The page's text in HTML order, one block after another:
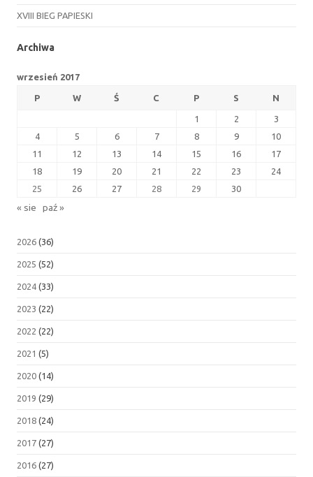
XVIII BIEG PAPIESKI
Archiwa
wrzesień 2017
P W Ś C P S N
1 2
3
4
5 6 7 8 9
10
11
12 13 14 15 16
17
18
19 20 21 22 23
24
25
26 27 28 29 30
« sie paź »
2026 (36)
2025 (52)
2024 (33)
2023 (22)
2022 (22)
2021 (5)
2020 (14)
2019 (29)
2018 (24)
2017 (27)
2016 (27)